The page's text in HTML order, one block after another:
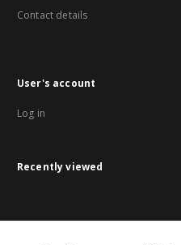
Contact details
User's account
Log in
Recently viewed